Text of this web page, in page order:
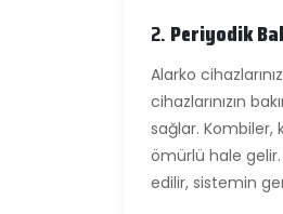
2.Periyodik
Alarko
cihazlarınızın
sağlar. Kombiler,
ömürlü hale gelir.
edilir, sistemin